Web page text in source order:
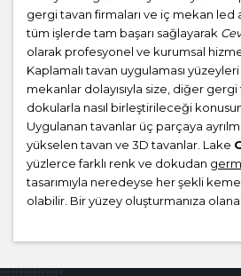
gergi tavan firmaları ve iç mekan led
tüm işlerde tam başarı sağlayarak
olarak profesyonel ve kurumsal
Kaplamalı tavan uygulaması yüzeyleri
mekanlar dolayısıyla size, diğer
dokularla nasıl birleştirileceği
Uygulanan tavanlar üç parçaya
yükselen tavan ve 3D tavanlar. Lake
yüzlerce farklı renk ve dokudan
tasarımıyla neredeyse her şekli
olabilir. Bir yüzey oluşturmanıza